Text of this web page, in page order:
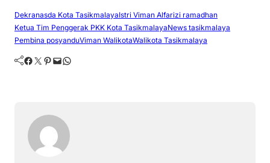
c
e
b
k
e
a
e
gr
at
s
g
g
p
y
ar
e
Dekranasda Kota TasikmalayaIstri Viman Alfarizi ramadhan
Ketua Tim Penggerak PKK Kota TasikmalayaNews tasikmalaya
Pembina posyanduViman WalikotaWalikota Tasikmalaya
Facebook Twitter Pinterest Mail WhatsApp